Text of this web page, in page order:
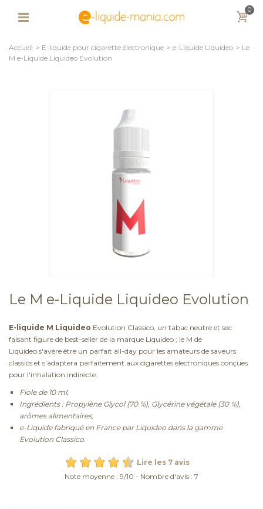
0
Accueil > E-liquide pour cigarette électronique > e-Liquide Liquideo > Le
M e-Liquide Liquideo Evolution
Le M e-Liquide Liquideo Evolution
E-liquide M Liquideo Evolution Classico, un tabac neutre et sec
faisant figure de best-seller de la marque Liquideo ; le M de
Liquideo s'avère être un parfait all-day pour les amateurs de saveurs
classics et s'adaptera parfaitement aux cigarettes électroniques conçues
pour l'inhalation indirecte.
Fiole de 10 ml,
Ingrédients : Propylène Glycol (70 %), Glycérine végétale (30 %),
arômes alimentaires,
e-Liquide fabriqué en France par Liquideo dans la gamme
Evolution Classico.
Lire les 7 avis
Note moyenne : 9/10 - Nombre d'avis : 7